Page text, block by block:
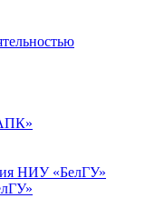
НИУ «БелГУ»